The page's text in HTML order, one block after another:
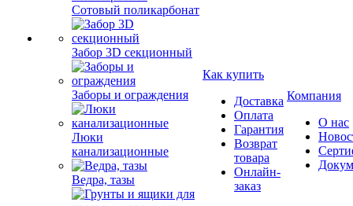
Сотовый поликарбонат
Забор 3D секционный
Заборы и ограждения
Люки
канализационные
Ведра, тазы
Как купить
Доставка
Оплата
Гарантия
Возврат
товара
Онлайн-
заказ
Компания
О нас